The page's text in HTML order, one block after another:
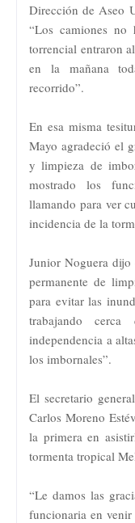
Dirección de Aseo
“Los camiones no
torrencial entraron
en la mañana
recorrido”.
En esa misma
Mayo agradeció el
y limpieza de
mostrado los
llamando para ver
incidencia de la
Junior Noguera
permanente de
para evitar las
trabajando
independencia a
los imbornales”.
El secretario
Carlos Moreno
la primera en
tormenta tropical
“Le damos las
funcionaria en venir